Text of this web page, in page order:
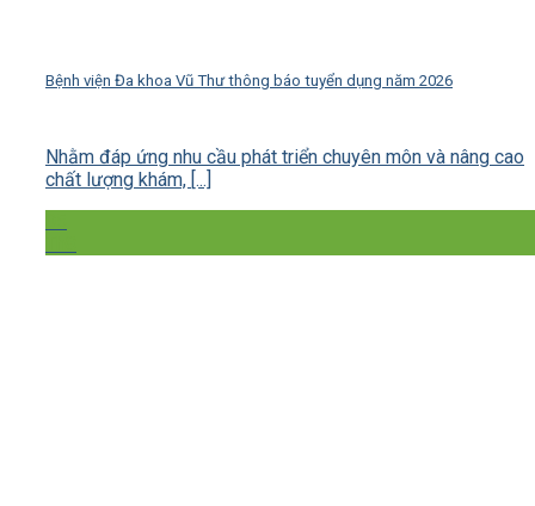
Bệnh viện Đa khoa Vũ Thư thông báo tuyển dụng năm 2026
Nhằm đáp ứng nhu cầu phát triển chuyên môn và nâng cao
chất lượng khám, [...]